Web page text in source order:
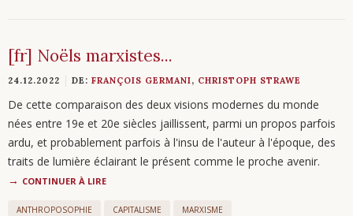
[fr] Noëls marxistes...
24.12.2022 DE: FRANÇOIS GERMANI, CHRISTOPH STRAWE
De cette comparaison des deux visions modernes du monde
nées entre 19e et 20e siècles jaillissent, parmi un propos parfois
ardu, et probablement parfois à l'insu de l'auteur à l'époque, des
traits de lumière éclairant le présent comme le proche avenir.
CONTINUER À LIRE
ANTHROPOSOPHIE CAPITALISME
MARXISME